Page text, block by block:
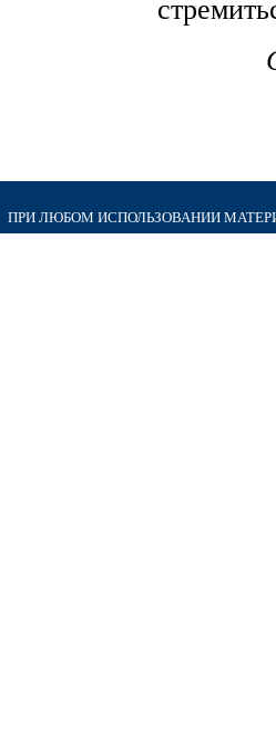
ПРИ ЛЮБОМ ИСПОЛЬЗОВАНИИ